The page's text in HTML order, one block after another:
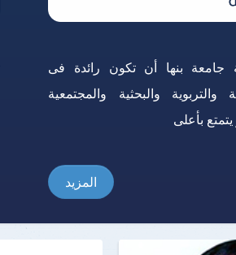
جامعة بنها أن تكون رائدة فى
والتربوية والبحثية والمجتمعية
بأعلى
المزيد